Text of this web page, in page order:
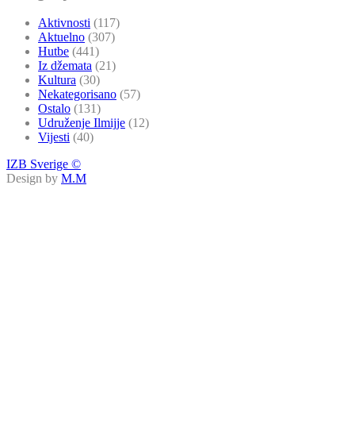
Aktivnosti (117)
Aktuelno (307)
Hutbe (441)
Iz džemata (21)
Kultura (30)
Nekategorisano (57)
Ostalo (131)
Udruženje Ilmijje (12)
Vijesti (40)
IZB Sverige ©
Design by M.M